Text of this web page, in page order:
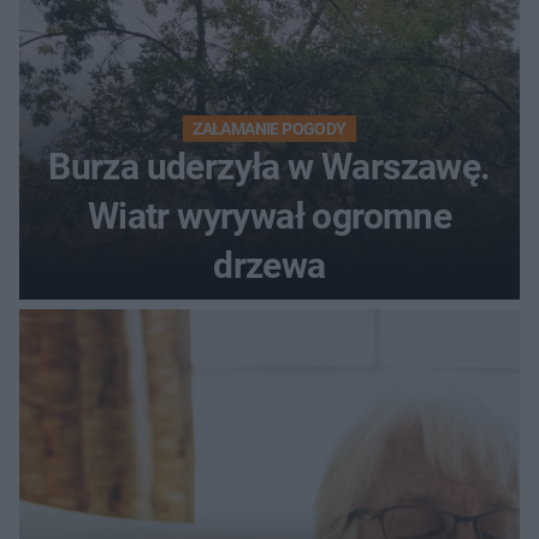
ZAŁAMANIE POGODY
Burza uderzyła w Warszawę.
Wiatr wyrywał ogromne
drzewa